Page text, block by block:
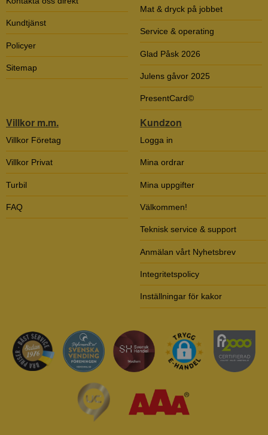
Kundtjänst
Policyer
Sitemap
Mat & dryck på jobbet
Service & operating
Glad Påsk 2026
Julens gåvor 2025
PresentCard©
Villkor m.m.
Villkor Företag
Villkor Privat
Turbil
FAQ
Kundzon
Logga in
Mina ordrar
Mina uppgifter
Välkommen!
Teknisk service & support
Anmälan vårt Nyhetsbrev
Integritetspolicy
Inställningar för kakor